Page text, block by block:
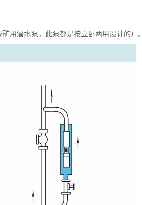
用潜水泵。此泵都是按立卧两用设计的）。